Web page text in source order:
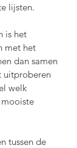
lijsten.
is het
met het
dan samen
uitproberen
welk
tussen de